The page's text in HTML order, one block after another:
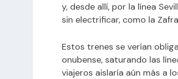
y, desde allí, por la línea
sin electrificar, como la
Estos trenes se verían
onubense, saturando las
viajeros aislaría aún más a